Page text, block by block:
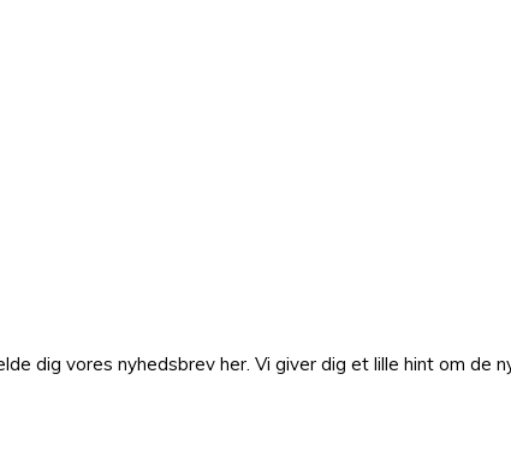
dig vores nyhedsbrev her. Vi giver dig et lille hint om